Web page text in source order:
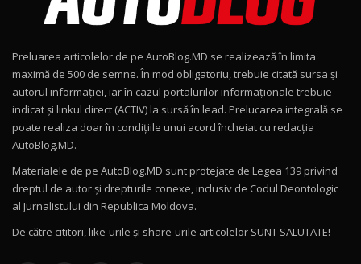
Noul Geely EX2 / Test Drive AutoBlog.MD
15:22
Mercedes-AMG E 53 HYBRID 4MATIC+ / Test
Drive AutoBlog.MD
16:27
11
Noul Volvo ES90 / Test Drive AutoBlog.MD
12
Noul MG HS / Test Drive AutoBlog.MD
16:48
Preluarea articolelor de pe AutoBlog.MD se realizează în limita
maximă de 500 de semne. În mod obligatoriu, trebuie citată sursa și
autorul informației, iar în cazul portalurilor informaționale trebuie
indicat și linkul direct (ACTIV) la sursă în lead. Prelucarea integrală se
poate realiza doar în condițiile unui acord încheiat cu redacţia
AutoBlog.MD.
Materialele de pe AutoBlog.MD sunt protejate de Legea 139 privind
dreptul de autor și drepturile conexe, inclusiv de Codul Deontologic
al Jurnalistului din Republica Moldova.
De către cititori, like-urile şi share-urile articolelor SUNT SALUTATE!